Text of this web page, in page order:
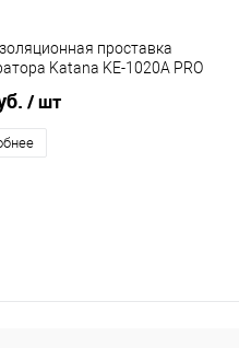
проставка
Katana KE-1020A PRO
/ шт